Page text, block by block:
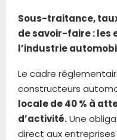
Sous-traitance,
de savoir-faire : les
l’industrie
Le cadre
constructeurs
locale de 40 % à
d’activité.Une
direct aux